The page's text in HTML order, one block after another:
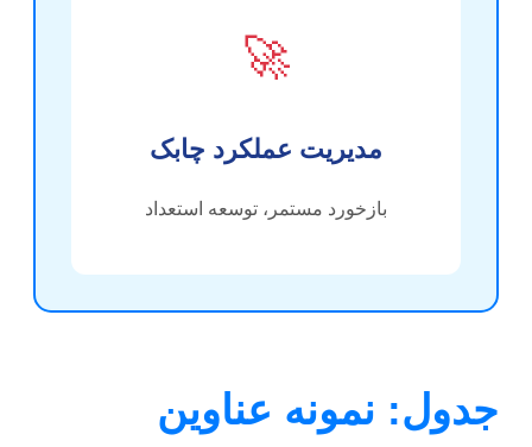
🚀
مدیریت عملکرد چابک
بازخورد مستمر، توسعه استعداد
جدول: نمونه عناوین